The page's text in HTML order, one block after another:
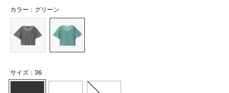
カラー：グリーン
サイズ：36